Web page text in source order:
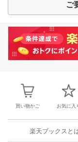
ご
買い物かご お気に入
楽天ブックスと